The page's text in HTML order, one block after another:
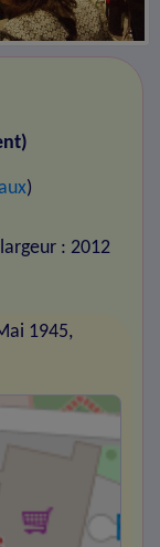
)
: 2012
1945,